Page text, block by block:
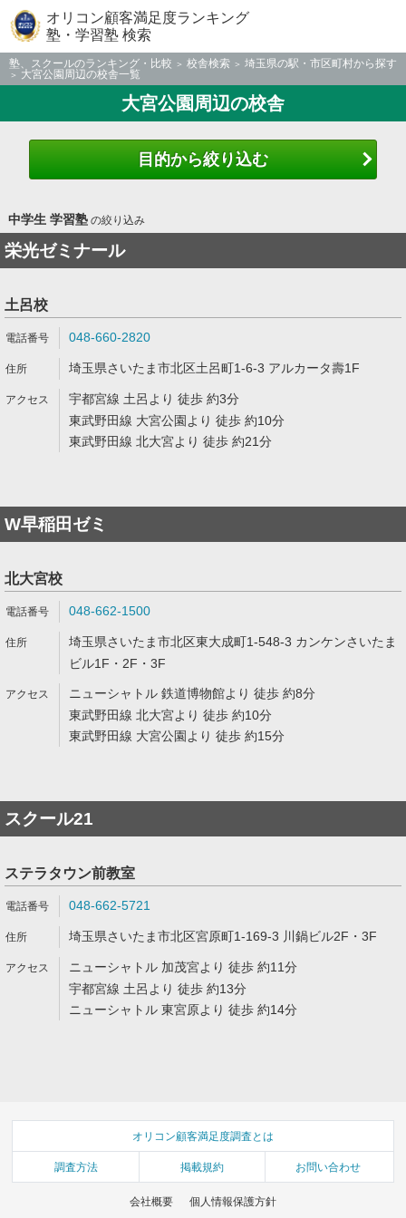
オリコン顧客満足度ランキング
塾・学習塾 検索
塾、スクールのランキング・比較 校舎検索
埼玉県の駅・市区町村から探す
大宮公園周辺の校舎一覧
大宮公園周辺の校舎
目的から絞り込む
中学生 学習塾の絞り込み
栄光ゼミナール
土呂校
048-660-2820
埼玉県さいたま市北区土呂町1-6-3 アルカータ壽1F
宇都宮線 土呂より 徒歩 約3分
東武野田線 大宮公園より 徒歩 約10分
東武野田線 北大宮より 徒歩 約21分
W早稲田ゼミ
北大宮校
048-662-1500
埼玉県さいたま市北区東大成町1-548-3 カンケンさいたま
ビル1F・2F・3F
ニューシャトル 鉄道博物館より 徒歩 約8分
東武野田線 北大宮より 徒歩 約10分
東武野田線 大宮公園より 徒歩 約15分
スクール21
ステラタウン前教室
048-662-5721
埼玉県さいたま市北区宮原町1-169-3 川鍋ビル2F・3F
ニューシャトル 加茂宮より 徒歩 約11分
宇都宮線 土呂より 徒歩 約13分
ニューシャトル 東宮原より 徒歩 約14分
オリコン顧客満足度調査とは
調査方法 掲載規約 お問い合わせ
会社概要 個人情報保護方針